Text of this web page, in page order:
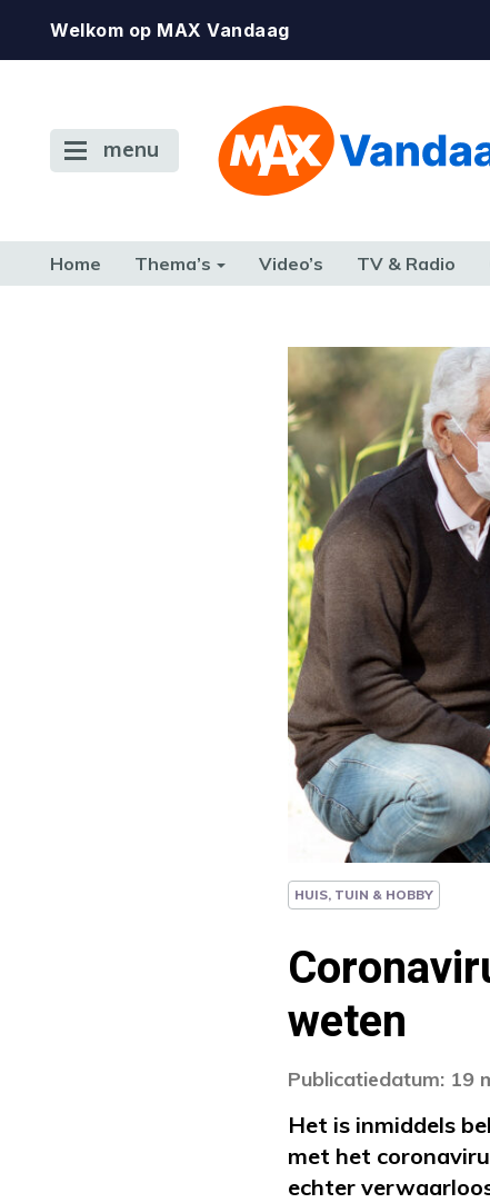
Welkom op MAX Vandaag
menu
Home Thema’s Video’s TV & Radio
HUIS, TUIN & HOBBY
weten
Publicatiedatum: 19
Het is inmiddels
met het
echter